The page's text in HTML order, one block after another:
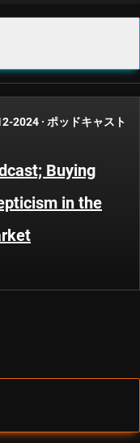
2024 · ポッドキャスト
Buying
in the